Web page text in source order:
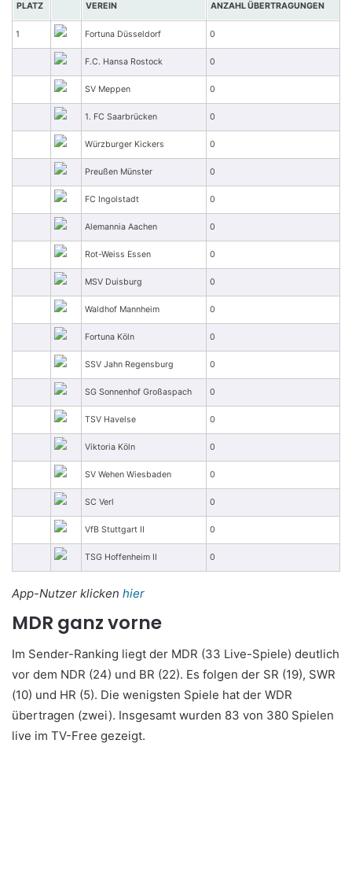
PLATZ VEREIN ANZAHL ÜBERTRAGUNGEN
1 Fortuna Düsseldorf 0
F.C. Hansa Rostock 0
SV Meppen 0
1. FC Saarbrücken 0
Würzburger Kickers 0
Preußen Münster 0
FC Ingolstadt 0
Alemannia Aachen 0
Rot-Weiss Essen 0
MSV Duisburg 0
Waldhof Mannheim 0
Fortuna Köln 0
SSV Jahn Regensburg 0
SG Sonnenhof Großaspach 0
TSV Havelse 0
Viktoria Köln 0
SV Wehen Wiesbaden 0
SC Verl 0
VfB Stuttgart II 0
TSG Hoffenheim II 0
App-Nutzer klicken hier
MDR ganz vorne
Im Sender-Ranking liegt der MDR (33 Live-Spiele) deutlich
vor dem NDR (24) und BR (22). Es folgen der SR (19), SWR
(10) und HR (5). Die wenigsten Spiele hat der WDR
übertragen (zwei). Insgesamt wurden 83 von 380 Spielen
live im TV-Free gezeigt.